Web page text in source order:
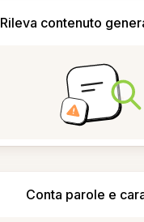
Rileva contenuto
Conta parole e